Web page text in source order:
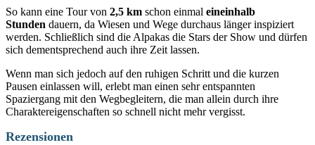
So kann eine Tour von 2,5 km schon einmal eineinhalb
Stunden dauern, da Wiesen und Wege durchaus länger inspiziert
werden. Schließlich sind die Alpakas die Stars der Show und dürfen
sich dementsprechend auch ihre Zeit lassen.
Wenn man sich jedoch auf den ruhigen Schritt und die kurzen
Pausen einlassen will, erlebt man einen sehr entspannten
Spaziergang mit den Wegbegleitern, die man allein durch ihre
Charaktereigenschaften so schnell nicht mehr vergisst.
Rezensionen